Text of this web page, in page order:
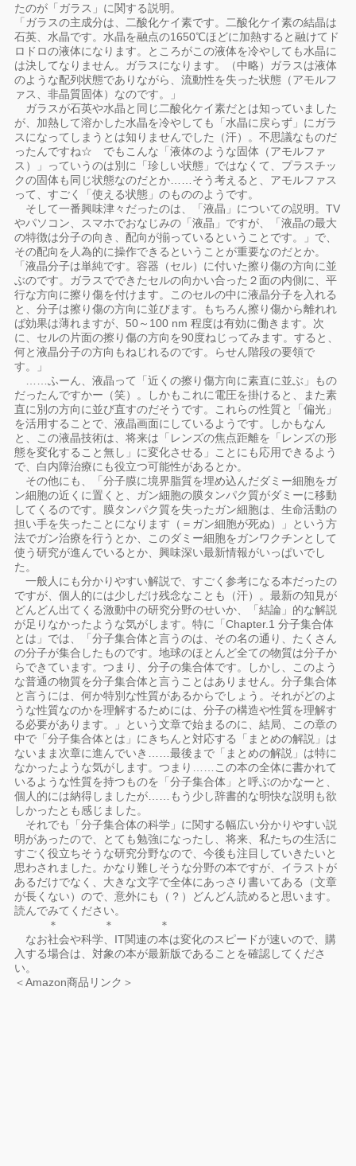
たのが「ガラス」に関する説明。
「ガラスの主成分は、二酸化ケイ素です。二酸化ケイ素の結晶は
石英、水晶です。水晶を融点の1650℃ほどに加熱すると融けてド
ロドロの液体になります。ところがこの液体を冷やしても水晶に
は決してなりません。ガラスになります。（中略）ガラスは液体
のような配列状態でありながら、流動性を失った状態（アモルフ
ァス、非晶質固体）なのです。」
ガラスが石英や水晶と同じ二酸化ケイ素だとは知っていました
が、加熱して溶かした水晶を冷やしても「水晶に戻らず」にガラ
スになってしまうとは知りませんでした（汗）。不思議なものだ
ったんですね☆ でもこんな「液体のような固体（アモルファ
ス）」っていうのは別に「珍しい状態」ではなくて、プラスチッ
クの固体も同じ状態なのだとか……そう考えると、アモルファス
って、すごく「使える状態」のもののようです。
そして一番興味津々だったのは、「液晶」についての説明。TV
やパソコン、スマホでおなじみの「液晶」ですが、「液晶の最大
の特徴は分子の向き、配向が揃っているということです。」で、
その配向を人為的に操作できるということが重要なのだとか。
「液晶分子は単純です。容器（セル）に付いた擦り傷の方向に並
ぶのです。ガラスでできたセルの向かい合った２面の内側に、平
行な方向に擦り傷を付けます。このセルの中に液晶分子を入れる
と、分子は擦り傷の方向に並びます。もちろん擦り傷から離れれ
ば効果は薄れますが、50～100 nm 程度は有効に働きます。次
に、セルの片面の擦り傷の方向を90度ねじってみます。すると、
何と液晶分子の方向もねじれるのです。らせん階段の要領で
す。」
……ふーん、液晶って「近くの擦り傷方向に素直に並ぶ」もの
だったんですかー（笑）。しかもこれに電圧を掛けると、また素
直に別の方向に並び直すのだそうです。これらの性質と「偏光」
を活用することで、液晶画面にしているようです。しかもなん
と、この液晶技術は、将来は「レンズの焦点距離を「レンズの形
態を変化すること無し」に変化させる」ことにも応用できるよう
で、白内障治療にも役立つ可能性があるとか。
その他にも、「分子膜に境界脂質を埋め込んだダミー細胞をガ
ン細胞の近くに置くと、ガン細胞の膜タンパク質がダミーに移動
してくるのです。膜タンパク質を失ったガン細胞は、生命活動の
担い手を失ったことになります（＝ガン細胞が死ぬ）」という方
法でガン治療を行うとか、このダミー細胞をガンワクチンとして
使う研究が進んでいるとか、興味深い最新情報がいっぱいでし
た。
一般人にも分かりやすい解説で、すごく参考になる本だったの
ですが、個人的には少しだけ残念なことも（汗）。最新の知見が
どんどん出てくる激動中の研究分野のせいか、「結論」的な解説
が足りなかったような気がします。特に「Chapter.1 分子集合体
とは」では、「分子集合体と言うのは、その名の通り、たくさん
の分子が集合したものです。地球のほとんど全ての物質は分子か
らできています。つまり、分子の集合体です。しかし、このよう
な普通の物質を分子集合体と言うことはありません。分子集合体
と言うには、何か特別な性質があるからでしょう。それがどのよ
うな性質なのかを理解するためには、分子の構造や性質を理解す
る必要があります。」という文章で始まるのに、結局、この章の
中で「分子集合体とは」にきちんと対応する「まとめの解説」は
ないまま次章に進んでいき……最後まで「まとめの解説」は特に
なかったような気がします。つまり……この本の全体に書かれて
いるような性質を持つものを「分子集合体」と呼ぶのかなーと、
個人的には納得しましたが……もう少し辞書的な明快な説明も欲
しかったとも感じました。
それでも「分子集合体の科学」に関する幅広い分かりやすい説
明があったので、とても勉強になったし、将来、私たちの生活に
すごく役立ちそうな研究分野なので、今後も注目していきたいと
思わされました。かなり難しそうな分野の本ですが、イラストが
あるだけでなく、大きな文字で全体にあっさり書いてある（文章
が長くない）ので、意外にも（？）どんどん読めると思います。
読んでみてください。
＊ ＊ ＊
なお社会や科学、IT関連の本は変化のスピードが速いので、購
入する場合は、対象の本が最新版であることを確認してくださ
い。
＜Amazon商品リンク＞